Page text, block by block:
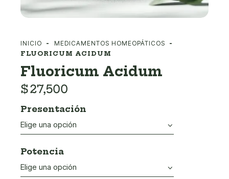
INICIO
MEDICAMENTOS HOMEOPÁTICOS
FLUORICUM ACIDUM
Fluoricum Acidum
$27,500
Presentación
Potencia